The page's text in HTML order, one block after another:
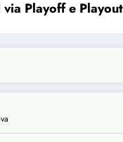
Playoff e